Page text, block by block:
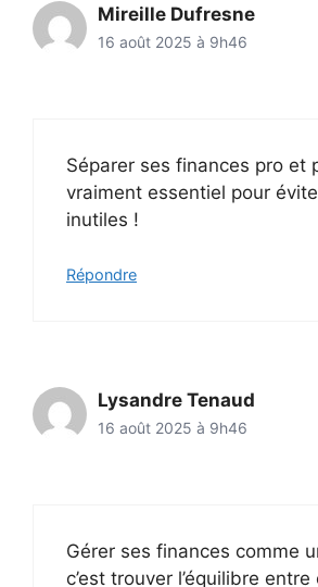
Mireille Dufresne
16 août 2025 à 9h46
Séparer ses finances pro et
vraiment essentiel pour
inutiles !
Répondre
Lysandre Tenaud
16 août 2025 à 9h46
Gérer ses finances comme
c’est trouver l’équilibre